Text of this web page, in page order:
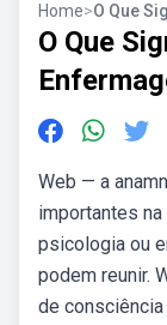
Home>O Que
O Que
Web — a
importantes
psicologia ou
podem reunir.
de